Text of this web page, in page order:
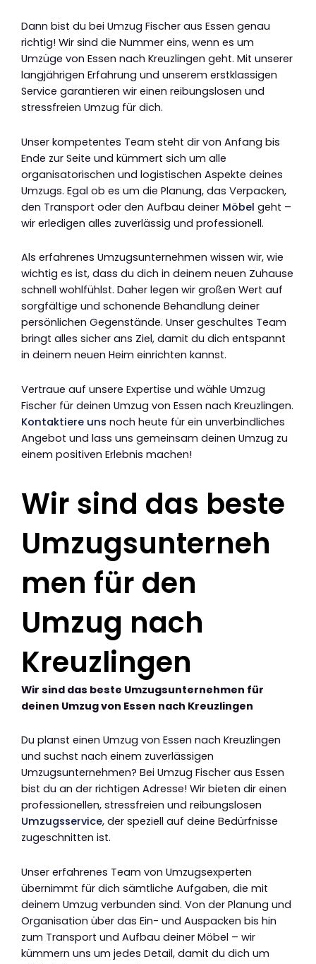
Dann bist du bei Umzug Fischer aus Essen genau
richtig! Wir sind die Nummer eins, wenn es um
Umzüge von Essen nach Kreuzlingen geht. Mit unserer
langjährigen Erfahrung und unserem erstklassigen
Service garantieren wir einen reibungslosen und
stressfreien Umzug für dich.
Unser kompetentes Team steht dir von Anfang bis
Ende zur Seite und kümmert sich um alle
organisatorischen und logistischen Aspekte deines
Umzugs. Egal ob es um die Planung, das Verpacken,
den Transport oder den Aufbau deiner Möbel geht –
wir erledigen alles zuverlässig und professionell.
Als erfahrenes Umzugsunternehmen wissen wir, wie
wichtig es ist, dass du dich in deinem neuen Zuhause
schnell wohlfühlst. Daher legen wir großen Wert auf
sorgfältige und schonende Behandlung deiner
persönlichen Gegenstände. Unser geschultes Team
bringt alles sicher ans Ziel, damit du dich entspannt
in deinem neuen Heim einrichten kannst.
Vertraue auf unsere Expertise und wähle Umzug
Fischer für deinen Umzug von Essen nach Kreuzlingen.
Kontaktiere uns noch heute für ein unverbindliches
Angebot und lass uns gemeinsam deinen Umzug zu
einem positiven Erlebnis machen!
Wir sind das beste
Umzugsunterneh
men für den
Umzug nach
Kreuzlingen
Wir sind das beste Umzugsunternehmen für
deinen Umzug von Essen nach Kreuzlingen
Du planst einen Umzug von Essen nach Kreuzlingen
und suchst nach einem zuverlässigen
Umzugsunternehmen? Bei Umzug Fischer aus Essen
bist du an der richtigen Adresse! Wir bieten dir einen
professionellen, stressfreien und reibungslosen
Umzugsservice, der speziell auf deine Bedürfnisse
zugeschnitten ist.
Unser erfahrenes Team von Umzugsexperten
übernimmt für dich sämtliche Aufgaben, die mit
deinem Umzug verbunden sind. Von der Planung und
Organisation über das Ein- und Auspacken bis hin
zum Transport und Aufbau deiner Möbel – wir
kümmern uns um jedes Detail, damit du dich um